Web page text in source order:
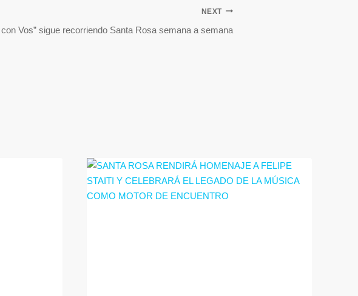
NEXT
con Vos” sigue recorriendo Santa Rosa semana a semana